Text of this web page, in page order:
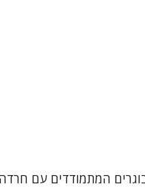
המתמודדים עם